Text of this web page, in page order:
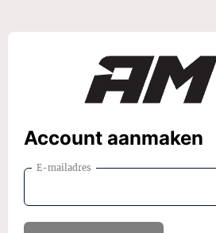
Account aanmaken
E-mailadres